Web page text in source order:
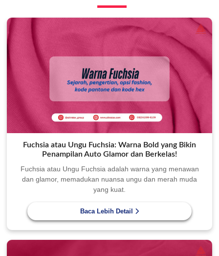
Fuchsia atau Ungu Fuchsia: Warna Bold yang Bikin
Penampilan Auto Glamor dan Berkelas!
Fuchsia atau Ungu Fuchsia adalah warna yang menawan
dan glamor, memadukan nuansa ungu dan merah muda
yang kuat.
Baca Lebih Detail